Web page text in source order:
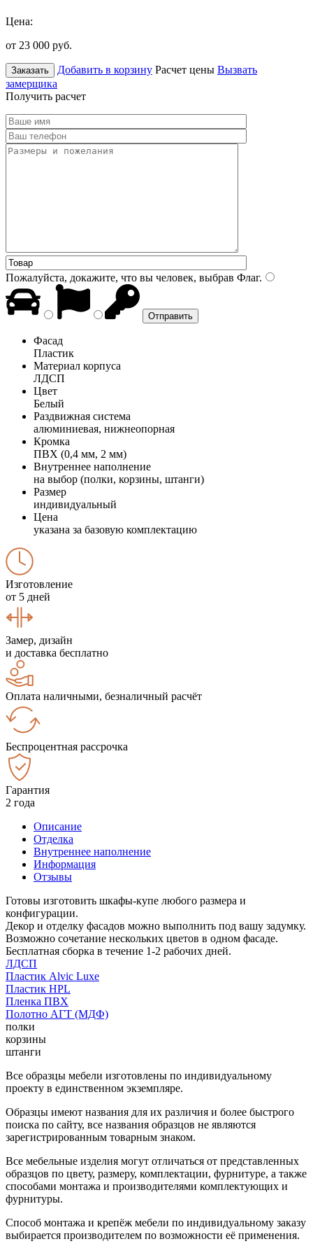
Цена:
от 23 000 руб.
Заказать Добавить в корзину Расчет цены Вызвать
замерщика
Получить расчет
Пожалуйста, докажите, что вы человек, выбрав Флаг.
Фасад
Пластик
Материал корпуса
ЛДСП
Цвет
Белый
Раздвижная система
алюминиевая, нижнеопорная
Кромка
ПВХ (0,4 мм, 2 мм)
Внутреннее наполнение
на выбор (полки, корзины, штанги)
Размер
индивидуальный
Цена
указана за базовую комплектацию
Изготовление
от 5 дней
Замер, дизайн
и доставка бесплатно
Оплата наличными, безналичный расчёт
Беспроцентная рассрочка
Гарантия
2 года
Описание
Отделка
Внутреннее наполнение
Информация
Отзывы
Готовы изготовить шкафы-купе любого размера и
конфигурации.
Декор и отделку фасадов можно выполнить под вашу задумку.
Возможно сочетание нескольких цветов в одном фасаде.
Бесплатная сборка в течение 1-2 рабочих дней.
ЛДСП
Пластик Alvic Luxe
Пластик HPL
Пленка ПВХ
Полотно АГТ (МДФ)
полки
корзины
штанги
Все образцы мебели изготовлены по индивидуальному
проекту в единственном экземпляре.
Образцы имеют названия для их различия и более быстрого
поиска по сайту, все названия образцов не являются
зарегистрированным товарным знаком.
Все мебельные изделия могут отличаться от представленных
образцов по цвету, размеру, комплектации, фурнитуре, а также
способами монтажа и производителями комплектующих и
фурнитуры.
Способ монтажа и крепёж мебели по индивидуальному заказу
выбирается производителем по возможности её применения.